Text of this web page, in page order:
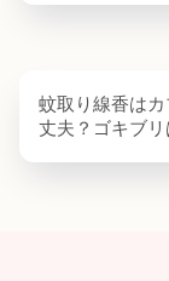
蚊取り線香は
丈夫？ゴキブ